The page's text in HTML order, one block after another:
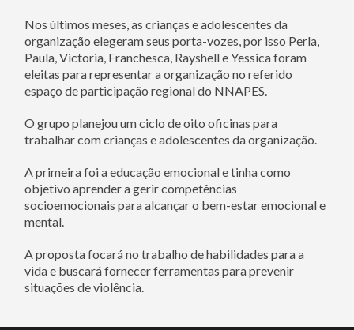
Nos últimos meses, as crianças e adolescentes da
organização elegeram seus porta-vozes, por isso Perla,
Paula, Victoria, Franchesca, Rayshell e Yessica foram
eleitas para representar a organização no referido
espaço de participação regional do NNAPES.
O grupo planejou um ciclo de oito oficinas para
trabalhar com crianças e adolescentes da organização.
A primeira foi a educação emocional e tinha como
objetivo aprender a gerir competências
socioemocionais para alcançar o bem-estar emocional e
mental.
A proposta focará no trabalho de habilidades para a
vida e buscará fornecer ferramentas para prevenir
situações de violência.